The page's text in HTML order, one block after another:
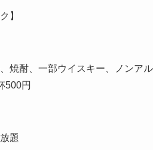
】
焼酎、一部ウイスキー、ノンア
500円
題